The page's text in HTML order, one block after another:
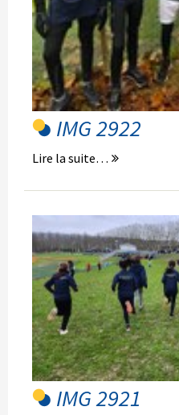
IMG 2922
Lire la suite…
IMG 2921